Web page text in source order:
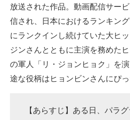
放送された作品。動画配信サー
信され、日本におけるランキン
にランクインし続けていた大ヒ
ジンさんとともに主演を務めた
の軍人「リ・ジョンヒョク」を
途な役柄はヒョンビンさんにぴっ
【あらすじ】ある日、パラ